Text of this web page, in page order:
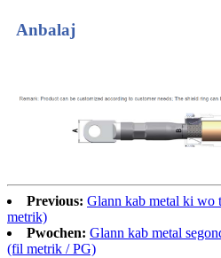
Anbalaj
Previous: Glann kab metal ki wo
metrik)
Pwochen: Glann kab metal
(fil metrik / PG)